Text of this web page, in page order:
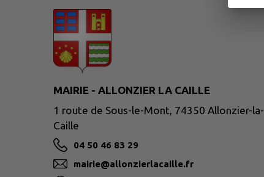
MAIRIE - ALLONZIER LA CAILLE
1 route de Sous-le-Mont, 74350 Allonzier-la-
Caille
04 50 46 83 29
mairie@allonzierlacaille.fr